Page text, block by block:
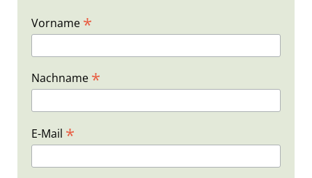
Vorname *
Nachname *
E-Mail *